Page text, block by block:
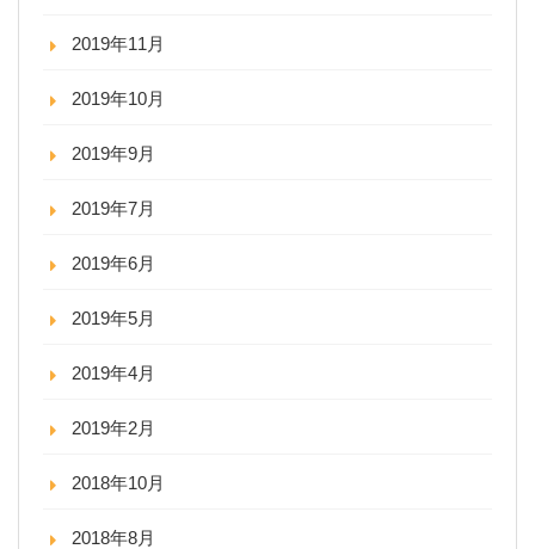
2019年11月
2019年10月
2019年9月
2019年7月
2019年6月
2019年5月
2019年4月
2019年2月
2018年10月
2018年8月